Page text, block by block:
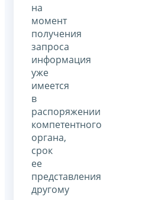
на
момент
получения
запроса
информация
уже
имеется
в
распоряжении
компетентного
органа,
срок
ее
представления
другому